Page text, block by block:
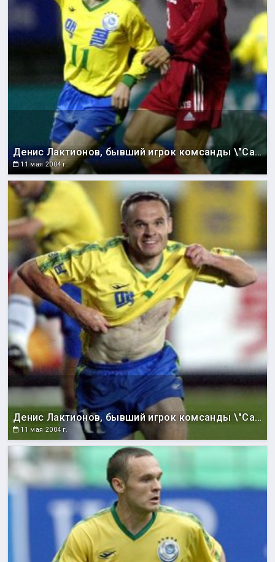
Денис Лактионов, бывший игрок комсанды \"Сахалин\", ныне играющий за корейский клуб \"Сон Нам Ильхва Чунма\".
11 мая 2004 г.
Денис Лактионов, бывший игрок комсанды \"Сахалин\", ныне играющий за корейский клуб \"Сон Нам Ильхва Чунма\".
11 мая 2004 г.